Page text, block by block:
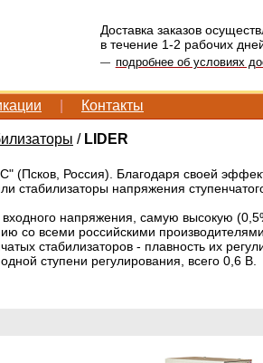
Доставка заказов
в течение 1-2 рабочих
— подробнее об условиях
Контакты
/ LIDER
Россия). Благодаря своей
стабилизаторы напряжения
напряжения, самую высокую
со всеми российскими
стабилизаторов - плавность их
ступени регулирования, всего 0,6 В.